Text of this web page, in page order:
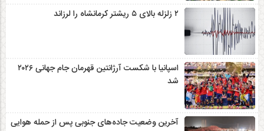
۲ زلزله‌ بالای ۵ ریشتر کرمانشاه را لرزاند
اسپانیا با شکست آرژانتین قهرمان جام جهانی ۲۰۲۶
شد
آخرین وضعیت جاده‌های جنوبی پس از حمله هوایی